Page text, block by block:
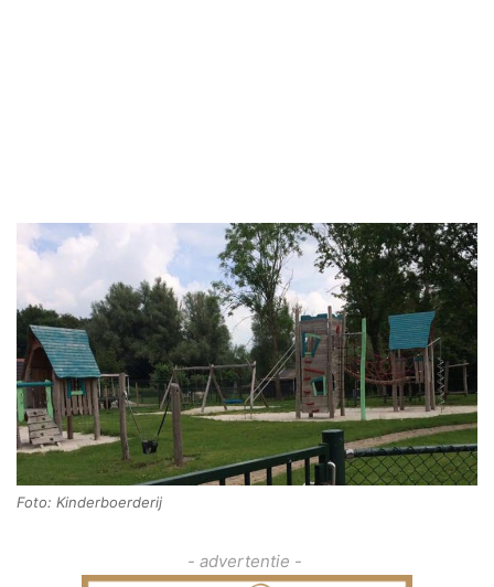
Foto: Kinderboerderij
- advertentie -